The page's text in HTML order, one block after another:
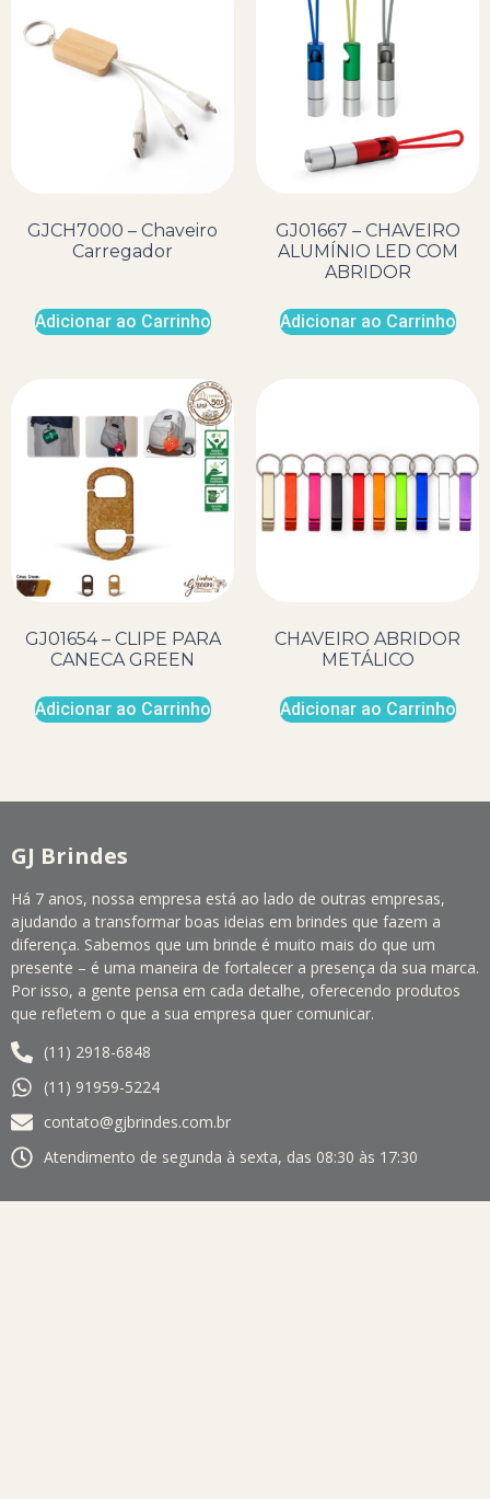
GJCH7000 – Chaveiro
Carregador
Adicionar ao Carrinho
GJ01667 – CHAVEIRO
ALUMÍNIO LED COM
ABRIDOR
Adicionar ao Carrinho
GJ01654 – CLIPE PARA
CANECA GREEN
Adicionar ao Carrinho
CHAVEIRO ABRIDOR
METÁLICO
Adicionar ao Carrinho
GJ Brindes
Há 7 anos, nossa empresa está ao lado de outras empresas,
ajudando a transformar boas ideias em brindes que fazem a
diferença. Sabemos que um brinde é muito mais do que um
presente – é uma maneira de fortalecer a presença da sua marca.
Por isso, a gente pensa em cada detalhe, oferecendo produtos
que refletem o que a sua empresa quer comunicar.
(11) 2918-6848
(11) 91959-5224
contato@gjbrindes.com.br
Atendimento de segunda à sexta, das 08:30 às 17:30